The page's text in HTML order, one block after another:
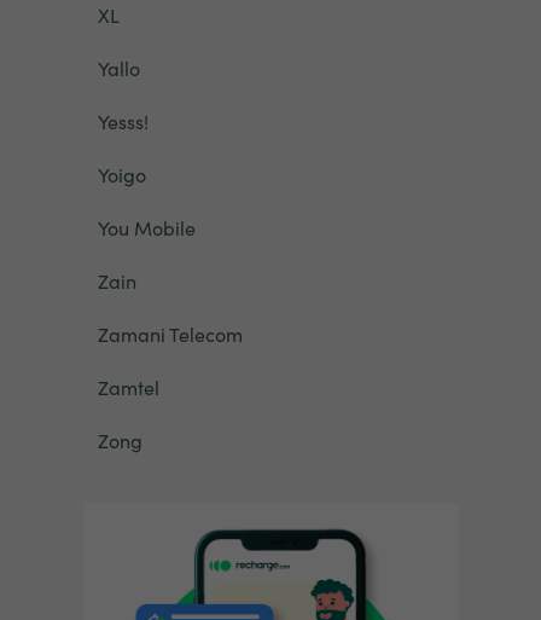
XL
Yallo
Yesss!
Yoigo
You Mobile
Zain
Zamani Telecom
Zamtel
Zong